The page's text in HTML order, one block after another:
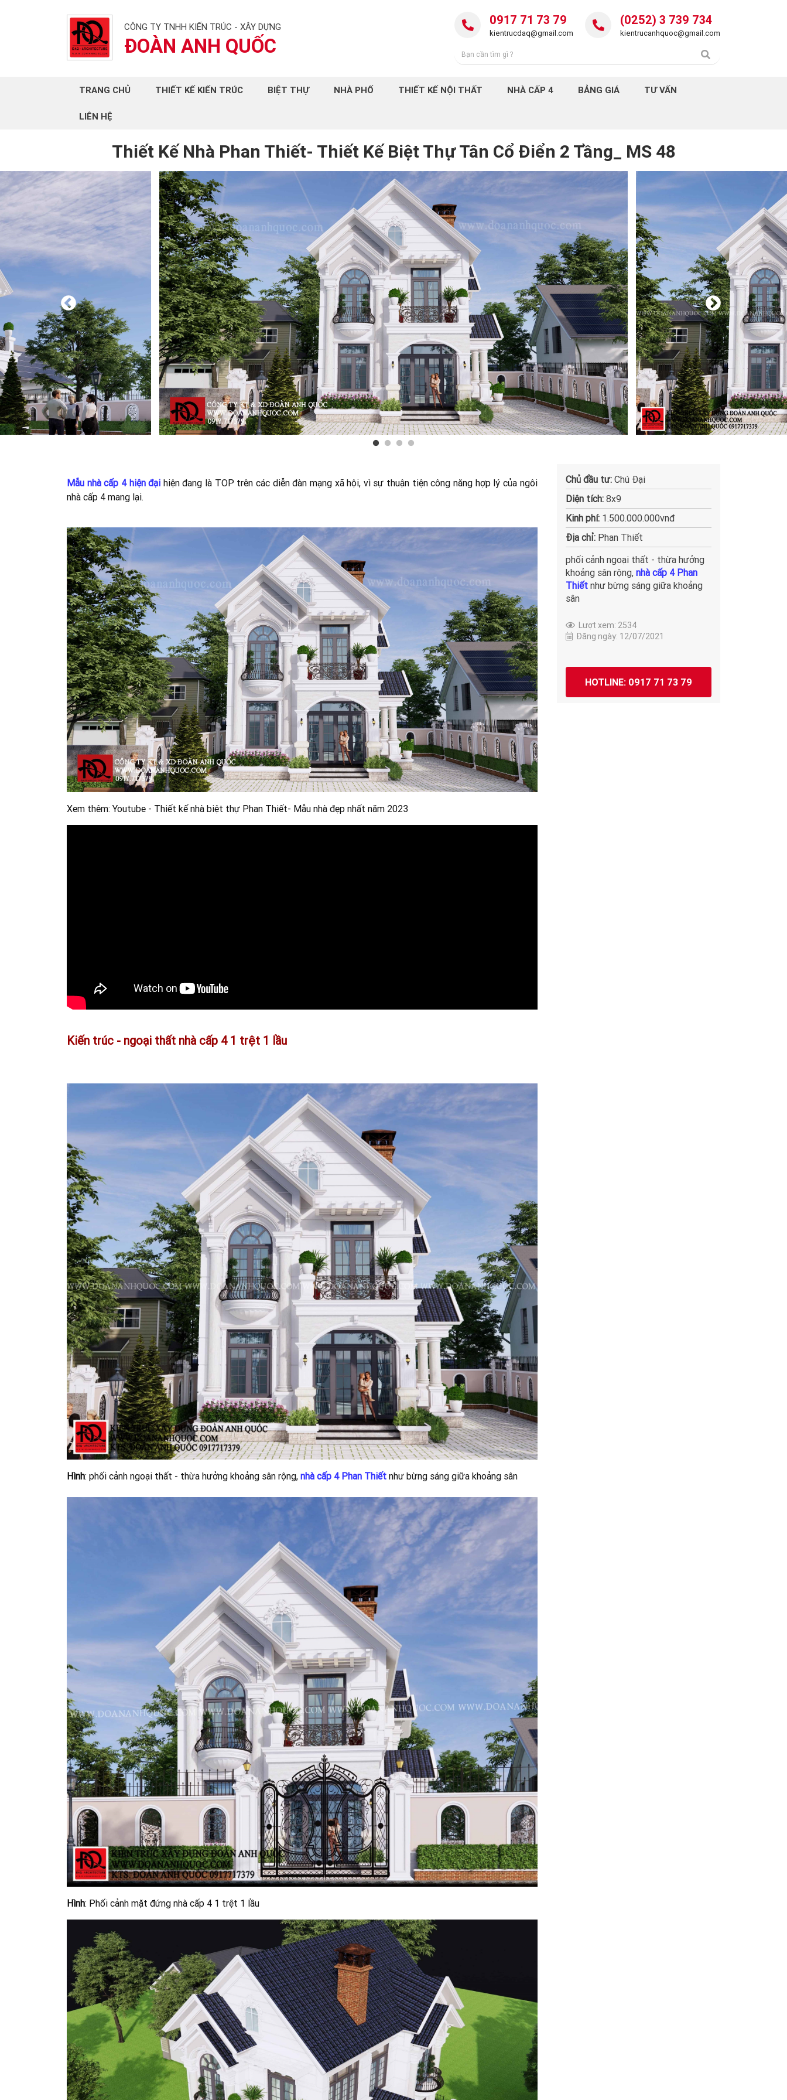
CÔNG TY TNHH KIẾN TRÚC - XÂY DỰNG
ĐOÀN ANH QUỐC
0917 71 73 79
kientrucdaq@gmail.com
(0252) 3 739 734
kientrucanhquoc@gmail.com
TRANG CHỦ THIẾT KẾ KIẾN TRÚC BIỆT THỰ NHÀ PHỐ THIẾT KẾ NỘI THẤT NHÀ CẤP 4 BẢNG GIÁ TƯ VẤN
LIÊN HỆ
Thiết Kế Nhà Phan Thiết- Thiết Kế Biệt Thự Tân Cổ Điển 2 Tầng_ MS 48
Chủ đầu tư: Chú Đại
Diện tích: 8x9
Kinh phí: 1.500.000.000vnđ
Địa chỉ: Phan Thiết
phối cảnh ngoại thất - thừa hưởng
khoảng sân rộng, nhà cấp 4 Phan
Thiết như bừng sáng giữa khoảng
sân
Lượt xem: 2534
Đăng ngày: 12/07/2021
HOTLINE: 0917 71 73 79
Mẫu nhà cấp 4 hiện đại hiện đang là TOP trên các diễn đàn mạng xã hội, vì sự thuận tiện công năng hợp lý của ngôi
nhà cấp 4 mang lại.
Xem thêm: Youtube - Thiết kế nhà biệt thự Phan Thiết- Mẫu nhà đẹp nhất năm 2023
Kiến trúc - ngoại thất nhà cấp 4 1 trệt 1 lầu
Hình: phối cảnh ngoại thất - thừa hưởng khoảng sân rộng, nhà cấp 4 Phan Thiết như bừng sáng giữa khoảng sân
Hình: Phối cảnh mặt đứng nhà cấp 4 1 trệt 1 lầu